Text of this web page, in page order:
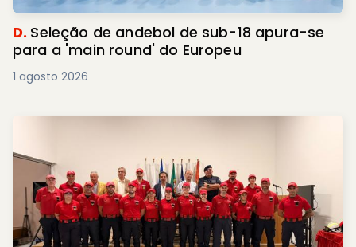
D. Seleção de andebol de sub-18 apura-se
para a 'main round' do Europeu
1 agosto 2026